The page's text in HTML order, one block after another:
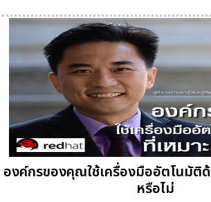
องค์กรของคุณใช้เครื่องมืออัตโนมัติ
หรือไม่